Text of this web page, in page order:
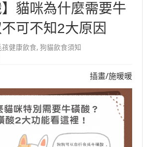
】貓咪為什麼需要牛
可不知2大原因
孩健康飲食,狗貓飲食須知
插畫/施暖暖